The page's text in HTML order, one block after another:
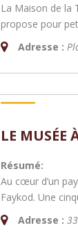
La Maison de la
propose pour
Adresse :
LE MUSÉE
Résumé:
Au cœur d’un
Faykod. Une
Adresse :